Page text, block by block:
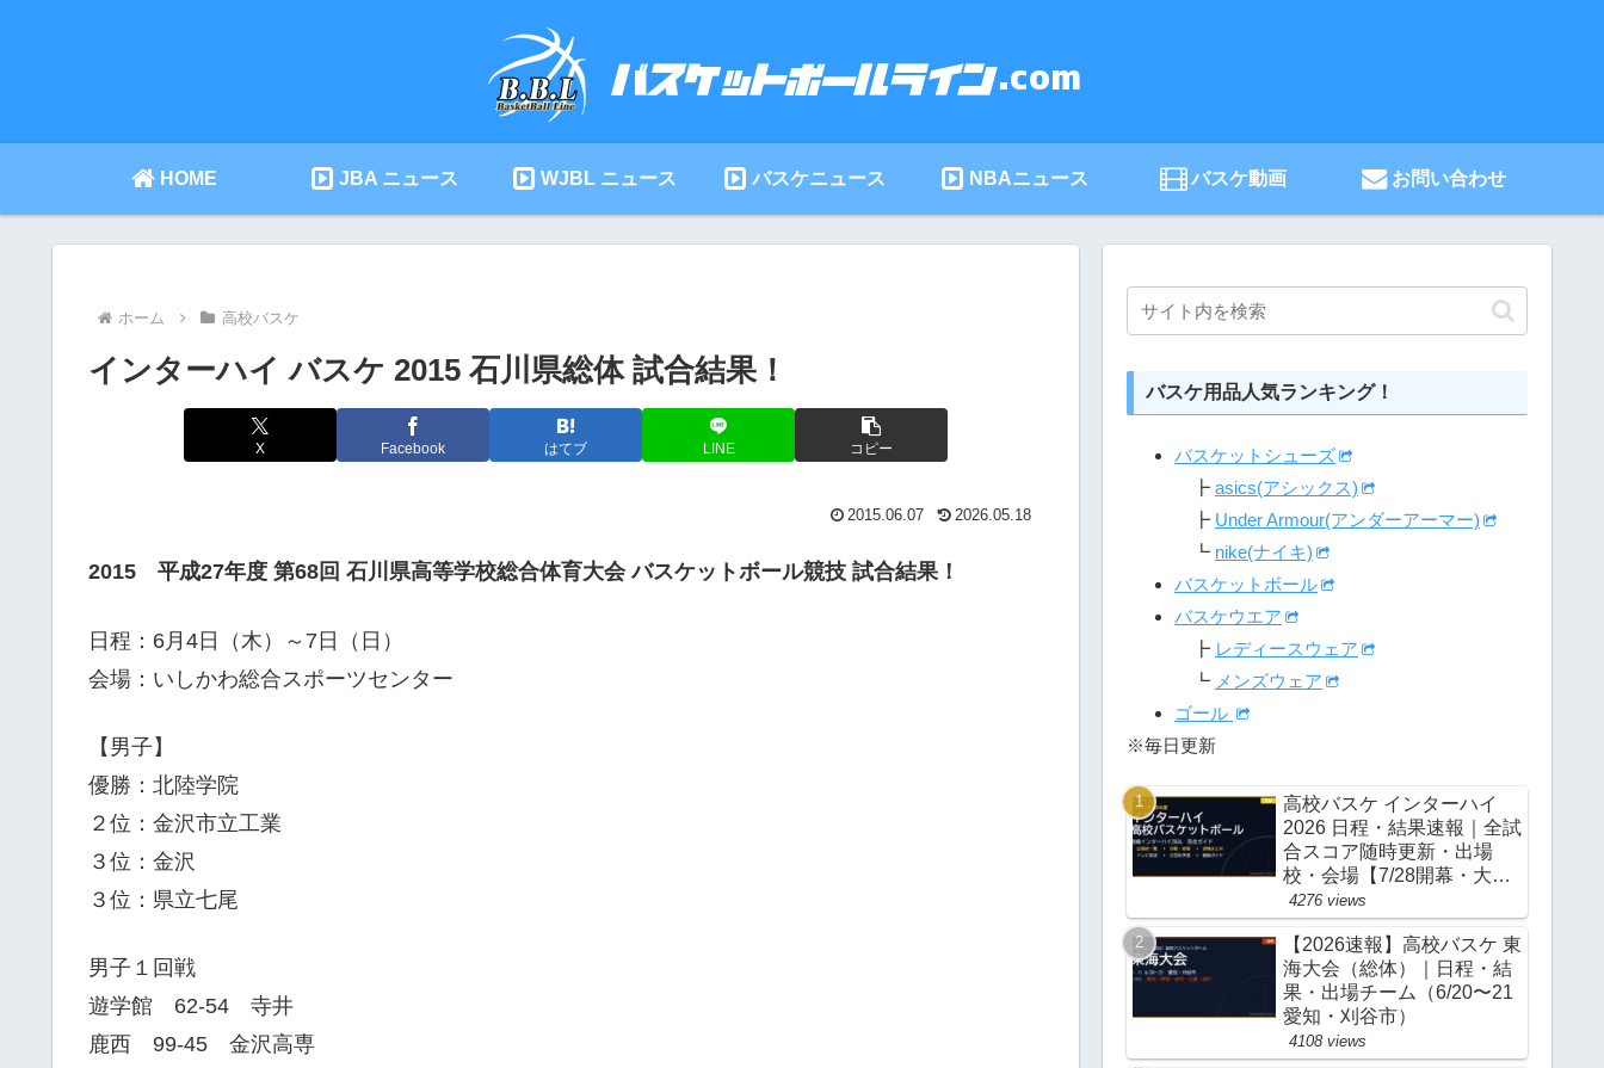
HOME JBA ニュース WJBL ニュース バスケニュース NBAニュース バスケ動画 お問い合わせ
ホーム 高校バスケ
インターハイ バスケ 2015 石川県総体 試合結果！
X Facebook はてブ LINE コピー
2015.06.07 2026.05.18
2015 平成27年度 第68回 石川県高等学校総合体育大会 バスケットボール競技 試合結果！
日程：6月4日（木）～7日（日）
会場：いしかわ総合スポーツセンター
【男子】
優勝：北陸学院
２位：金沢市立工業
３位：金沢
３位：県立七尾
男子１回戦
遊学館 62-54 寺井
鹿西 99-45 金沢高専
バスケ用品人気ランキング！
バスケットシューズ
┣ asics(アシックス)
┣ Under Armour(アンダーアーマー)
┗ nike(ナイキ)
バスケットボール
バスケウエア
┣ レディースウェア
┗ メンズウェア
ゴール
※毎日更新
高校バスケ インターハイ
2026 日程・結果速報｜全試
合スコア随時更新・出場
校・会場【7/28開幕・大
阪】
4276 views
【2026速報】高校バスケ 東
海大会（総体）｜日程・結
果・出場チーム（6/20〜21
愛知・刈谷市）
4108 views